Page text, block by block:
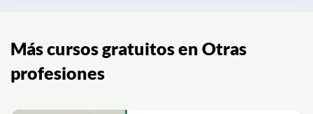
Más cursos gratuitos en Otras
profesiones